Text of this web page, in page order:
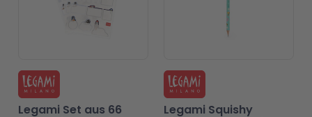
Legami Set aus 66 Legami Squishy